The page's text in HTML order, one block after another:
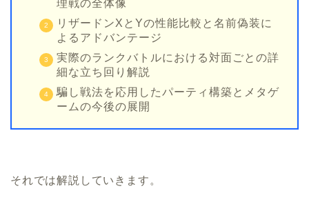
理戦の全体像
リザードンXとYの性能比較と名前偽装に
よるアドバンテージ
実際のランクバトルにおける対面ごとの詳
細な立ち回り解説
騙し戦法を応用したパーティ構築とメタゲ
ームの今後の展開
それでは解説していきます。